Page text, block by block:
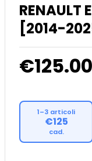
RENAULT
[2014-
€125.00
1–3 articoli
€125
cad.